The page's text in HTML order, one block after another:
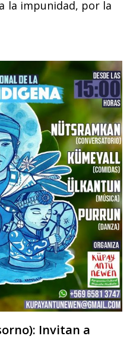
la impunidad, por la
Invitan a